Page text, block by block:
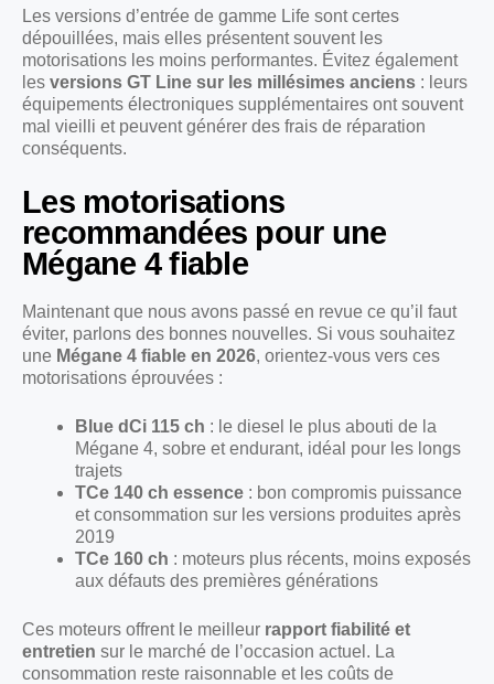
Les versions d’entrée de gamme Life sont certes
dépouillées, mais elles présentent souvent les
motorisations les moins performantes. Évitez également
les versions GT Line sur les millésimes anciens : leurs
équipements électroniques supplémentaires ont souvent
mal vieilli et peuvent générer des frais de réparation
conséquents.
Les motorisations
recommandées pour une
Mégane 4 fiable
Maintenant que nous avons passé en revue ce qu’il faut
éviter, parlons des bonnes nouvelles. Si vous souhaitez
une Mégane 4 fiable en 2026, orientez-vous vers ces
motorisations éprouvées :
Blue dCi 115 ch : le diesel le plus abouti de la
Mégane 4, sobre et endurant, idéal pour les longs
trajets
TCe 140 ch essence : bon compromis puissance
et consommation sur les versions produites après
2019
TCe 160 ch : moteurs plus récents, moins exposés
aux défauts des premières générations
Ces moteurs offrent le meilleur rapport fiabilité et
entretien sur le marché de l’occasion actuel. La
consommation reste raisonnable et les coûts de